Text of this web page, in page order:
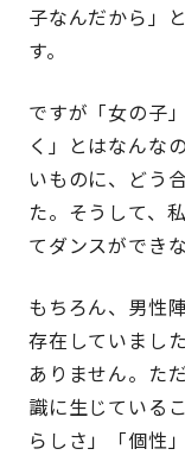
子なんだから」
す。
ですが「女の子
く」とはなんな
いものに、どう
た。そうして、
てダンスができ
もちろん、男性
存在していまし
ありません。た
識に生じている
らしさ」「個性